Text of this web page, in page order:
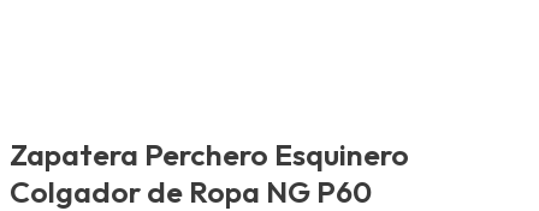
Zapatera Perchero Esquinero
Colgador de Ropa NG P60